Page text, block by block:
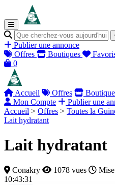
Publier une annonce
Offres
Boutiques
0
Accueil Offres
Mon Compte
Publier une
Accueil > Offres > Toutes la
Lait hydratant
Lait hydratant
Conakry 1078 vues
10:43:31